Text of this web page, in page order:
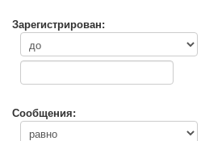
Зарегистрирован:
Сообщения: